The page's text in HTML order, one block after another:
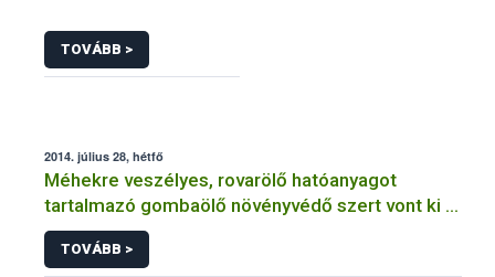
TOVÁBB >
2014. július 28, hétfő
Méhekre veszélyes, rovarölő hatóanyagot
tartalmazó gombaölő növényvédő szert vont ki a
forgalomból a NÉBIH
TOVÁBB >